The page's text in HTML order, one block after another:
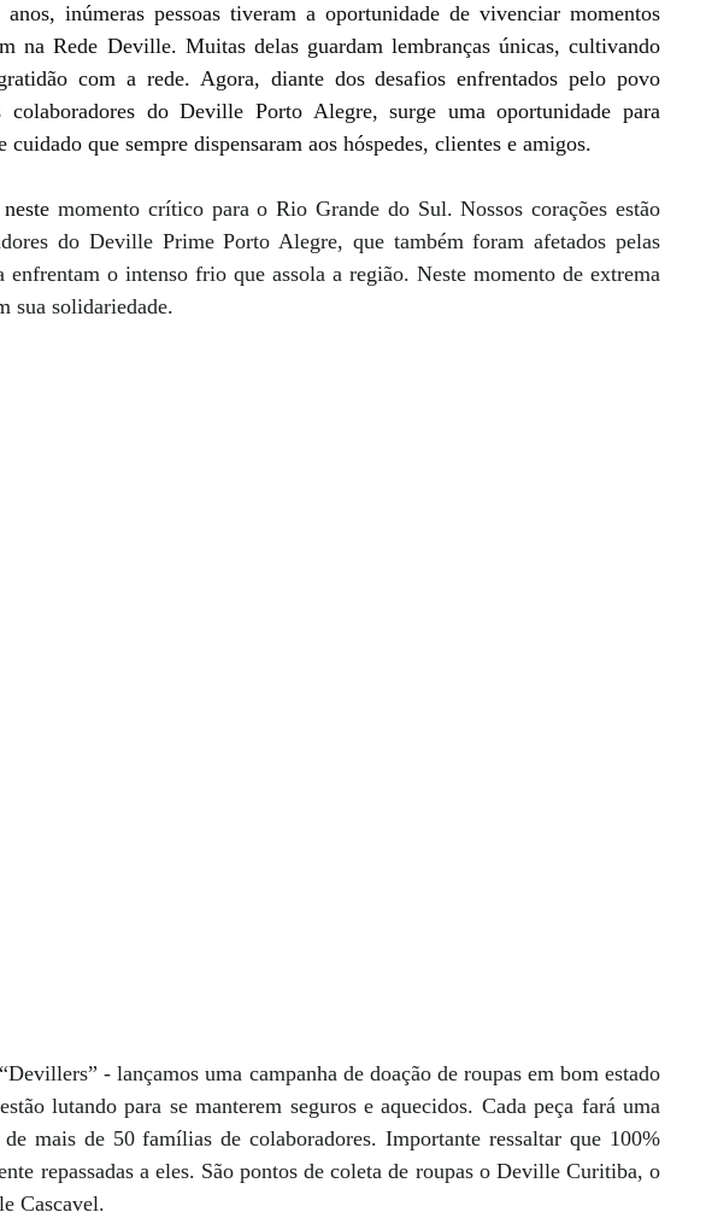
inúmeras pessoas tiveram a oportunidade de vivenciar momentos
na Rede Deville. Muitas delas guardam lembranças únicas, cultivando
com a rede. Agora, diante dos desafios enfrentados pelo povo
do Deville Porto Alegre, surge uma oportunidade para
que sempre dispensaram aos hóspedes, clientes e amigos.
momento crítico para o Rio Grande do Sul. Nossos corações estão
do Deville Prime Porto Alegre, que também foram afetados pelas
enfrentam o intenso frio que assola a região. Neste momento de extrema
sua solidariedade.
- lançamos uma campanha de doação de roupas em bom estado
lutando para se manterem seguros e aquecidos. Cada peça fará uma
mais de 50 famílias de colaboradores. Importante ressaltar que 100%
repassadas a eles. São pontos de coleta de roupas o Deville Curitiba, o
Cascavel.